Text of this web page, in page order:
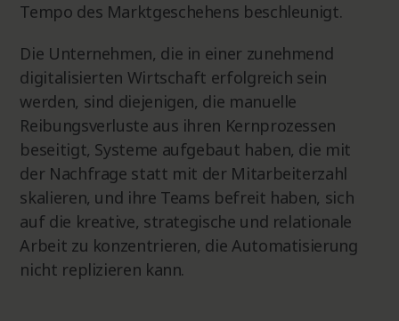
Tempo des Marktgeschehens beschleunigt.
Die Unternehmen, die in einer zunehmend
digitalisierten Wirtschaft erfolgreich sein
werden, sind diejenigen, die manuelle
Reibungsverluste aus ihren Kernprozessen
beseitigt, Systeme aufgebaut haben, die mit
der Nachfrage statt mit der Mitarbeiterzahl
skalieren, und ihre Teams befreit haben, sich
auf die kreative, strategische und relationale
Arbeit zu konzentrieren, die Automatisierung
nicht replizieren kann.